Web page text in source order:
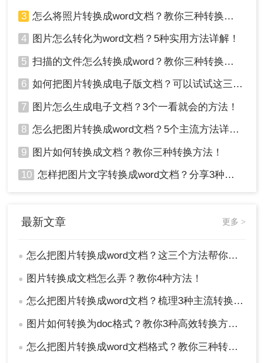
3 怎么将照片转换成word文档？教你三种转换方法！
4 图片怎么转化为word文档？5种实用方法详解！
5 扫描的文件怎么转换成word？教你三种转换方法！
6 如何把图片转换成电子版文档？可以试试这三个方法！
7 图片怎么生成电子文档？3个一看就会的方法！
8 怎么把图片转换成word文档？5个主流方法详解！
9 图片如何转换成文档？教你三种转换方法！
10 怎样把图片文字转换成word文档？分享3种简单方法，1秒搞定！
最新文章 更多 >
● 怎么把图片转换成word文档？这三个方法帮你轻松解决！
● 图片转换成文档怎么弄？教你4种方法！
● 怎么把图片转换成word文档？梳理3种主流转换方法！
● 图片如何转换为doc格式？教你3种高效转换方法！
● 怎么把图片转换成word文档格式？教你三种转换方法！